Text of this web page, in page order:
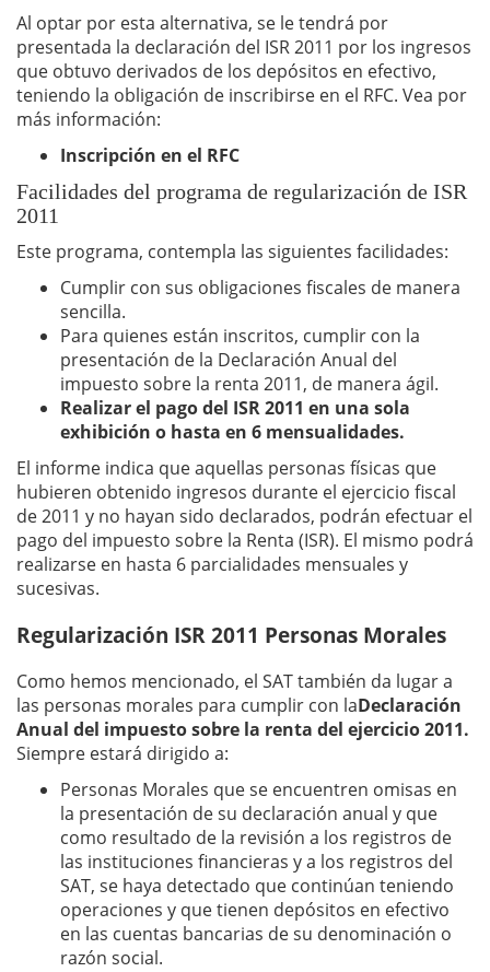
Al optar por esta alternativa, se le tendrá por
presentada la declaración del ISR 2011 por los ingresos
que obtuvo derivados de los depósitos en efectivo,
teniendo la obligación de inscribirse en el RFC. Vea por
más información:
Inscripción en el RFC
Facilidades del programa de regularización de ISR
2011
Este programa, contempla las siguientes facilidades:
Cumplir con sus obligaciones fiscales de manera
sencilla.
Para quienes están inscritos, cumplir con la
presentación de la Declaración Anual del
impuesto sobre la renta 2011, de manera ágil.
Realizar el pago del ISR 2011 en una sola
exhibición o hasta en 6 mensualidades.
El informe indica que aquellas personas físicas que
hubieren obtenido ingresos durante el ejercicio fiscal
de 2011 y no hayan sido declarados, podrán efectuar el
pago del impuesto sobre la Renta (ISR). El mismo podrá
realizarse en hasta 6 parcialidades mensuales y
sucesivas.
Regularización ISR 2011 Personas Morales
Como hemos mencionado, el SAT también da lugar a
las personas morales para cumplir con laDeclaración
Anual del impuesto sobre la renta del ejercicio 2011.
Siempre estará dirigido a:
Personas Morales que se encuentren omisas en
la presentación de su declaración anual y que
como resultado de la revisión a los registros de
las instituciones financieras y a los registros del
SAT, se haya detectado que continúan teniendo
operaciones y que tienen depósitos en efectivo
en las cuentas bancarias de su denominación o
razón social.